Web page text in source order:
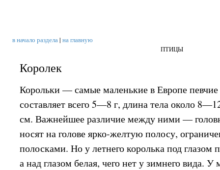
в начало раздела| на главную
ПТИЦЫ
Королек
Корольки — самые маленькие в Европе
составляет всего 5—8 г, длина тела около
см. Важнейшее различие между ними —
носят на голове ярко-желтую полосу,
полосками. Но у летнего королька под глазом
а над глазом белая, чего нет у зимнего вида.